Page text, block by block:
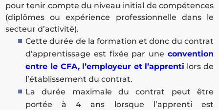
pour tenir compte du niveau initial de compétences
(diplômes ou expérience professionnelle dans le
secteur d’activité).
Cette durée de la formation et donc du contrat
d’apprentissage est fixée par une convention
entre le CFA, l’employeur et l’apprenti lors de
l’établissement du contrat.
La durée maximale du contrat peut être
portée à 4 ans lorsque l’apprenti est